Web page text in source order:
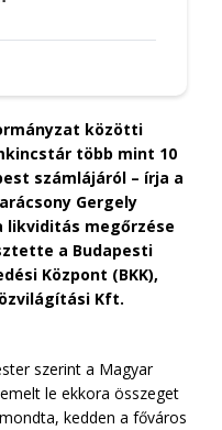
közötti
több mint 10
számlájáról – írja a
Gergely
megőrzése
a Budapesti
Központ (BKK),
Kft.
szerint a Magyar
le ekkora összeget
kedden a főváros